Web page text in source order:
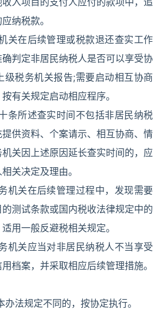
纳税款。
关在后续管理或税款退还查实工作
判定非居民纳税人是否可以享受协
级税务机关报告;需要启动相互协商
有关规定启动相应程序。
条所述查实时间不包括非居民纳税
供资料、个案请示、相互协商、情
关因上述原因延长查实时间的，应
关决定及理由。
机关在后续管理过程中，发现需要
测试条款或国内税收法律规定中的
用一般反避税相关规定。
机关应当对非居民纳税人不当享受
档案，并采取相应后续管理措施。
法规定不同的，按协定执行。